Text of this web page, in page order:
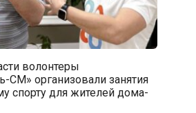
волонтеры
СМ» организовали занятия
спорту для жителей дома-